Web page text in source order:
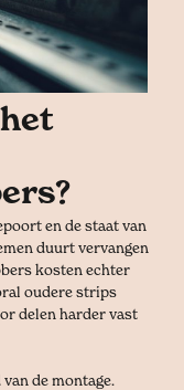
en de staat van
duurt vervangen
kosten echter
oudere strips
delen harder vast
de montage.